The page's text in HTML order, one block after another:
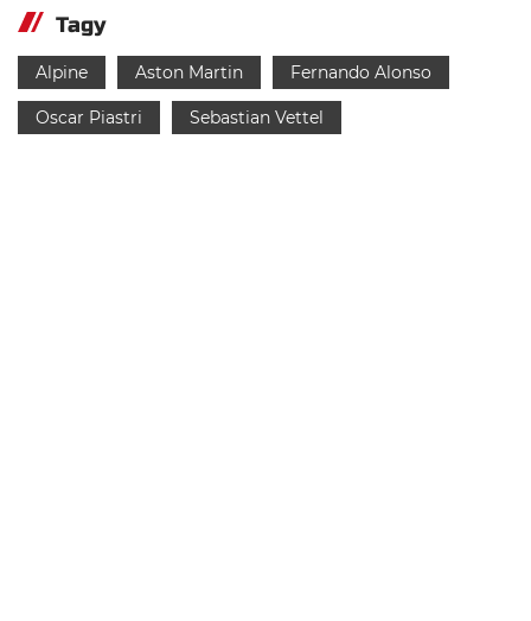
Tagy
Alpine Aston Martin Fernando Alonso
Oscar Piastri Sebastian Vettel